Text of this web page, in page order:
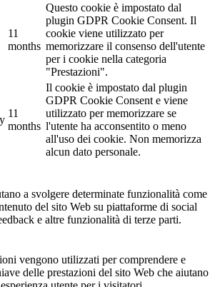
11
months
Questo cookie è impostato dal
plugin GDPR Cookie Consent. Il
cookie viene utilizzato per
memorizzare il consenso dell'utente
per i cookie nella categoria
"Prestazioni".
11
months
Il cookie è impostato dal plugin
GDPR Cookie Consent e viene
utilizzato per memorizzare se
l'utente ha acconsentito o meno
all'uso dei cookie. Non memorizza
alcun dato personale.
a svolgere determinate funzionalità come
del sito Web su piattaforme di social
e altre funzionalità di terze parti.
vengono utilizzati per comprendere e
delle prestazioni del sito Web che aiutano